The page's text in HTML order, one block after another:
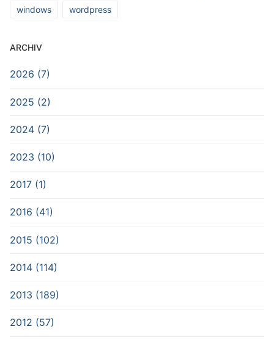
windows
wordpress
ARCHIV
2026 (7)
2025 (2)
2024 (7)
2023 (10)
2017 (1)
2016 (41)
2015 (102)
2014 (114)
2013 (189)
2012 (57)